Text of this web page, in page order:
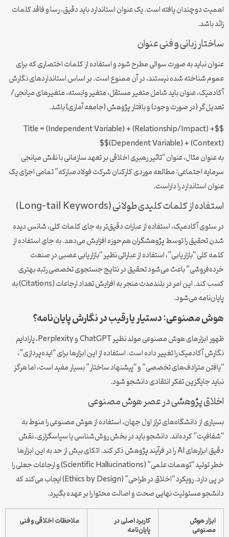
اهمیت دوچندان یافته است. یک عنوان استاندارد باید دقیق، رسا و فاقد کلمات
زائد باشد.
ساختار زبانی و فنی عنوان
عنوان نباید به صورت سوالی مطرح شود و استفاده از کلمات اختصاری که برای
عموم شناخته شده نیستند، در آن ممنوع است. بر اساس استانداردهای نگارش
آکادمیک، عنوان باید شامل متغیر مستقل، متغیر وابسته، متغیرهای میانجی/
تعدیل‌گر (در صورت وجود) و بافتار پژوهش (جامعه آماری) باشد.
$$Title = (Independent Variable) + (Relationship/Impact) +
(Dependent Variable) + (Context)$$
به عنوان مثال، عنوان “تاثیر رهبری اخلاقی بر تعهد سازمانی با نقش میانجی
سرمایه اجتماعی: مطالعه موردی کارکنان شرکت فولاد مبارکه” تمامی اجزای یک
عنوان استاندارد را داراست.
استفاده از کلمات کلیدی طولانی (Long-tail Keywords)
در سئوی آکادمیک، استفاده از عبارات دقیق‌تر به جای کلمات کلی، شانس دیده
شدن تحقیق را توسط پژوهشگران هم‌حوزه افزایش می‌دهد. به جای استفاده از
کلمه کلی “بازاریابی”، استفاده از عباراتی نظیر “بازاریابی عصبی در صنعت
خرده‌فروشی” باعث می‌شود تحقیق در نتایج جستجوی تخصصی رتبه بهتری
کسب کند. این امر در بلندمدت منجر به افزایش تعداد ارجاعات (Citations) به
پایان‌نامه می‌شود.
هوش مصنوعی: دستیار یا رقیب در نگارش پایان‌نامه؟
ظهور ابزارهای هوش مصنوعی مولد نظیر ChatGPT و Perplexity، پارادایم
نگارش آکادمیک را تغییر داده است. استفاده از این ابزارها برای “ایده‌پردازی”،
“یافتن مترادف‌های تخصصی” و “پیشنهاد ساختار” بسیار مفید است، اما هرگز
نباید جایگزین تفکر انتقادی دانشجو شود.
اخلاق پژوهشی در عصر هوش مصنوعی
بسیاری از دانشگاه‌های تراز اول جهان، استفاده از هوش مصنوعی را منوط به
“شفافیت” کرده‌اند. دانشجو باید در بخش روش‌شناسی یا سپاسگزاری، نقش
دقیق ابزارهای AI را در فرآیند پژوهش ذکر کند. اتکای بیش از حد به این ابزارها
خطر تولید “توهمات علمی” (Scientific Hallucinations) و ارجاعات جعلی را
در پی دارد. رویکرد “اخلاق در طراحی” (Ethics by Design) ایجاب می‌کند که
دانشجو مسئولیت نهایی صحت و اصالت محتوا را بر عهده بگیرد.
ابزار هوش
مصنوعی
کاربرد اصلی در
پایان‌نامه
ملاحظات اخلاقی و فنی